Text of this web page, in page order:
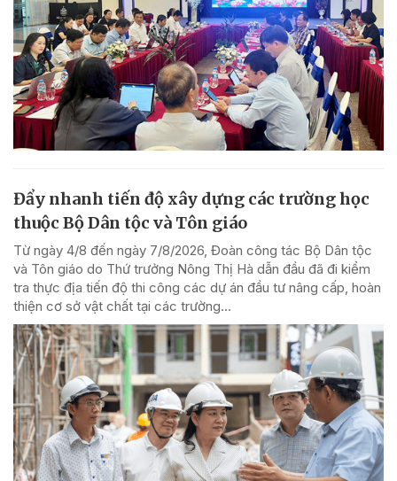
Đẩy nhanh tiến độ xây dựng các trường học
thuộc Bộ Dân tộc và Tôn giáo
Từ ngày 4/8 đến ngày 7/8/2026, Đoàn công tác Bộ Dân tộc
và Tôn giáo do Thứ trưởng Nông Thị Hà dẫn đầu đã đi kiểm
tra thực địa tiến độ thi công các dự án đầu tư nâng cấp, hoàn
thiện cơ sở vật chất tại các trường...